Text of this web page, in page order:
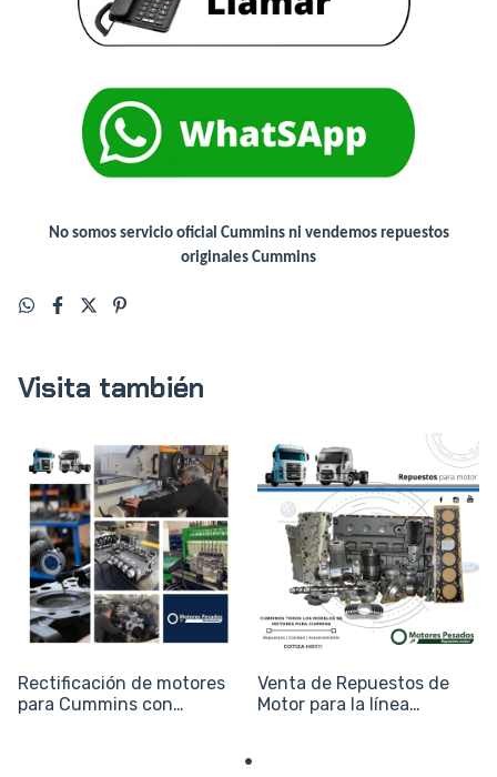
No somos servicio oficial Cummins ni vendemos repuestos
originales Cummins
Visita también
Rectificación de motores
para Cummins con
Venta de Repuestos de
Motor para la línea